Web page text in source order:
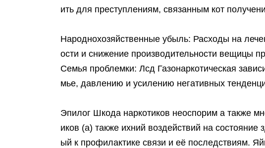
ить для преступлениям, связанным кот
Народнохозяйственные убыль: Расходы на
ости и снижение производительности вещицы
Семья проблемки: Лсд Газонаркотическая
мье, давлению и усилению негативных
Эпилог Шкода наркотиков неоспорим а также
иков (а) также ихний воздействий на
ый к профилактике связи и её последствиям.